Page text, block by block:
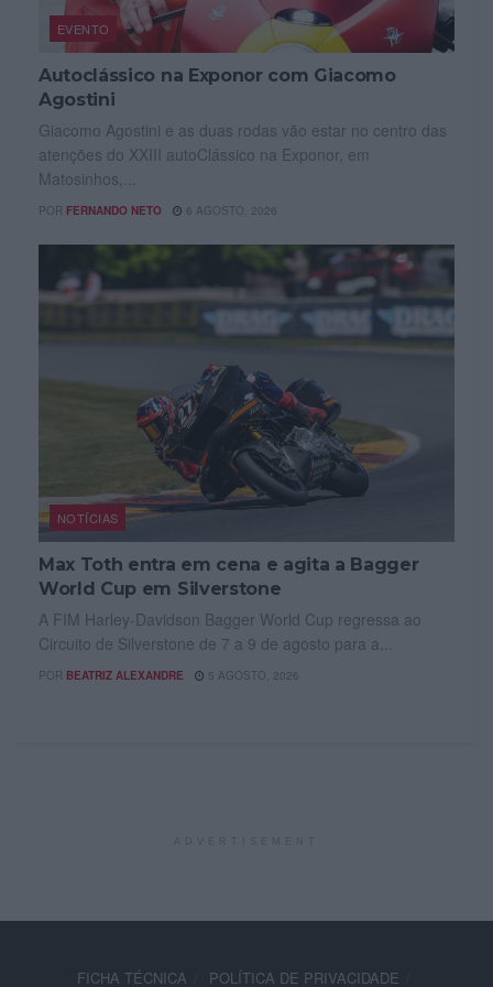
EVENTO
Autoclássico na Exponor com Giacomo
Agostini
Giacomo Agostini e as duas rodas vão estar no centro das
atenções do XXIII autoClássico na Exponor, em
Matosinhos,...
POR FERNANDO NETO 6 AGOSTO, 2026
NOTÍCIAS
Max Toth entra em cena e agita a Bagger
World Cup em Silverstone
A FIM Harley-Davidson Bagger World Cup regressa ao
Circuito de Silverstone de 7 a 9 de agosto para a...
POR BEATRIZ ALEXANDRE 5 AGOSTO, 2026
FICHA TÉCNICA POLÍTICA DE PRIVACIDADE